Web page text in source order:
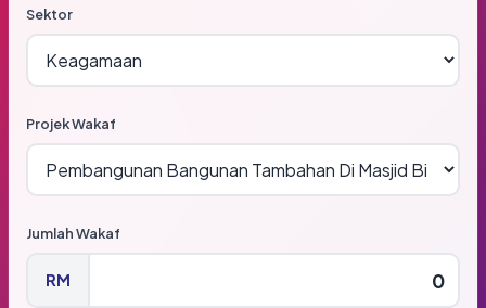
Sektor
Projek Wakaf
Jumlah Wakaf
RM